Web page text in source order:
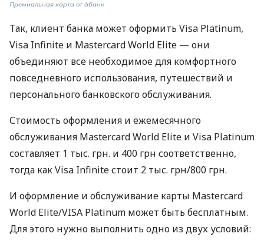
Премиальная карта от àбанк
Так, клиент банка может оформить Visa Platinum,
Visa Infinite и Mastercard World Elite — они
объединяют все необходимое для комфортного
повседневного использования, путешествий и
персонального банковского обслуживания.
Стоимость оформления и ежемесячного
обслуживания Mastercard World Elite и Visa Platinum
составляет 1 тыс. грн. и 400 грн соответственно,
тогда как Visa Infinite стоит 2 тыс. грн/800 грн.
И оформление и обслуживание карты Mastercard
World Elite/VISA Platinum может быть бесплатным.
Для этого нужно выполнить одно из двух условий: